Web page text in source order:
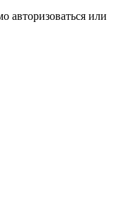
авторизоваться или